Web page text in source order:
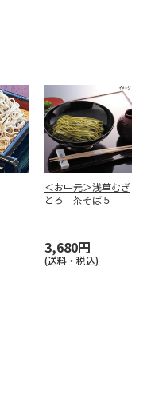
＜お中元＞浅草むぎ
とろ 茶そば５
3,680円
(送料・税込)